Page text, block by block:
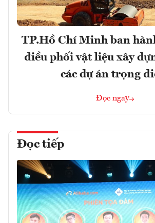
TP.Hồ Chí Minh ban
điều phối vật liệu xây
các dự án trọng
Đọc ngay
Đọc tiếp